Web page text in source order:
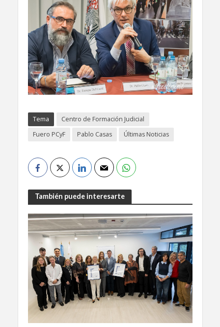
Tema
Centro de Formación Judicial
Fuero PCyF
Pablo Casas Últimas Noticias
También puede interesarte